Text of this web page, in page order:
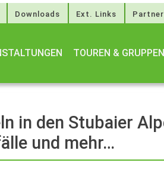
Downloads Ext. Links
TOUREN & GRUPPEN
in den Stubaier
und mehr…